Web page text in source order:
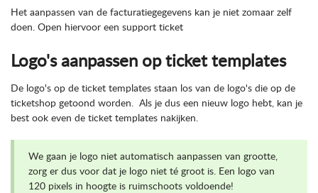
Het aanpassen van de facturatiegegevens kan je niet zomaar zelf
doen. Open hiervoor een support ticket
Logo's aanpassen op ticket templates
De logo's op de ticket templates staan los van de logo's die op de
ticketshop getoond worden. Als je dus een nieuw logo hebt, kan je
best ook even de ticket templates nakijken.
We gaan je logo niet automatisch aanpassen van grootte,
zorg er dus voor dat je logo niet té groot is. Een logo van
120 pixels in hoogte is ruimschoots voldoende!